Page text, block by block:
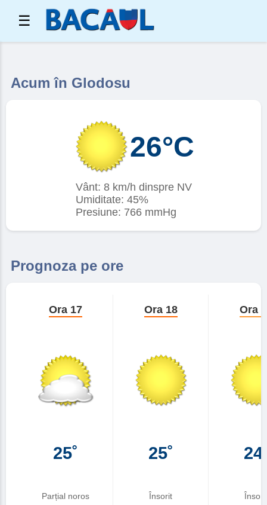
☰
Acum în Glodosu
26°C
Vânt: 8 km/h dinspre NV
Umiditate: 45%
Presiune: 766 mmHg
Prognoza pe ore
Ora 17
25˚
Parțial noros
Ora 18
25˚
Însorit
Ora
Însorit